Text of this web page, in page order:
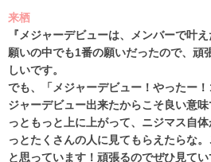
来栖
『メジャーデビューは、メンバーで叶
願いの中でも1番の願いだったので、頑
しいです。
でも、「メジャーデビュー！やったー
ジャーデビュー出来たからこそ良い意
っともっと上に上がって、ニジマス自
っとたくさんの人に見てもらえたらな。
と思っています！頑張るのでぜひ見てい